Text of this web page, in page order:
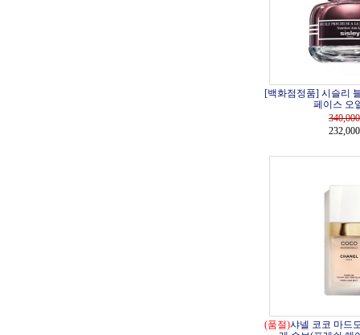
[백화점정품] 시슬리
페이스 오
340,000
(품절)샤넬 코코 마드